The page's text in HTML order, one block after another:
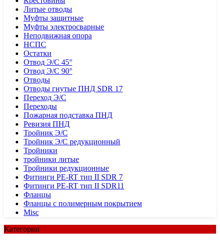
Литые отводы
Муфты защитные
Муфты электросварные
Неподвижная опора
НСПС
Остатки
Отвод Э/С 45°
Отвод Э/С 90°
Отводы
Отводы гнутые ПНД SDR 17
Переход Э/С
Переходы
Пожарная подставка ПНД
Ревизия ПНД
Тройник Э/С
Тройник Э/С редукционный
Тройники
тройники литые
Тройники редукционные
Фитинги PE-RT тип II SDR 7
Фитинги PE-RT тип II SDR11
Фланцы
Фланцы с полимерным покрытием
Misc
Категории